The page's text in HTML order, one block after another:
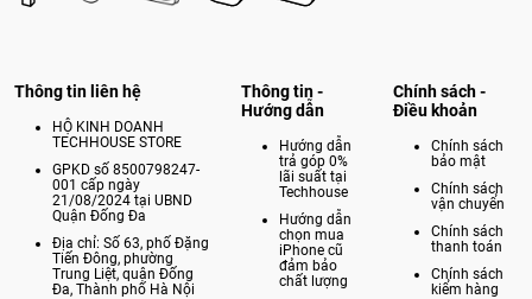
Thông tin liên hệ
HỘ KINH DOANH
TECHHOUSE STORE
GPKD số 8500798247-
001 cấp ngày
21/08/2024 tại UBND
Quận Đống Đa
Địa chỉ: Số 63, phố Đặng
Tiến Đông, phường
Trung Liệt, quận Đống
Đa, Thành phố Hà Nội
Thông tin -
Hướng dẫn
Hướng dẫn
trả góp 0%
lãi suất tại
Techhouse
Hướng dẫn
chọn mua
iPhone cũ
đảm bảo
chất lượng
Chính sách -
Điều khoản
Chính sách
bảo mật
Chính sách
vận chuyển
Chính sách
thanh toán
Chính sách
kiểm hàng